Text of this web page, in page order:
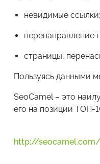
невидимые ссылки;
перенаправление
страницы,
Пользуясь данными
SeoCamel – это
его на позиции ТОП-
http://seocamel.com/